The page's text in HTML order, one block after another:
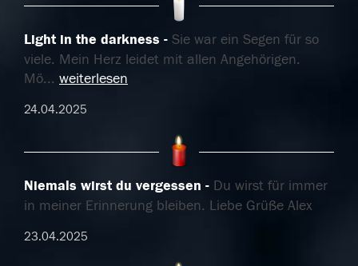
Light in the darkness
Sie war ein Segen für so
viele. Mein Herz leidet mit allen Angehörigen.
Mö... weiterlesen
24.04.2025
Niemals wirst du vergessen
Du wirst für immer
in meiner Erinnerung bleiben. Liebe Grüße Alex
23.04.2025